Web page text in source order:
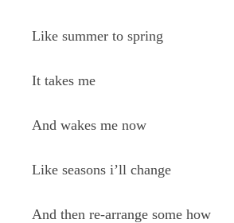
Like summer to spring
It takes me
And wakes me now
Like seasons i’ll change
And then re-arrange some how